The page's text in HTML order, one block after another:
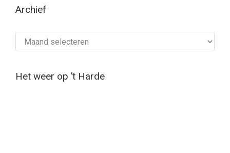
Archief
Het weer op ’t Harde